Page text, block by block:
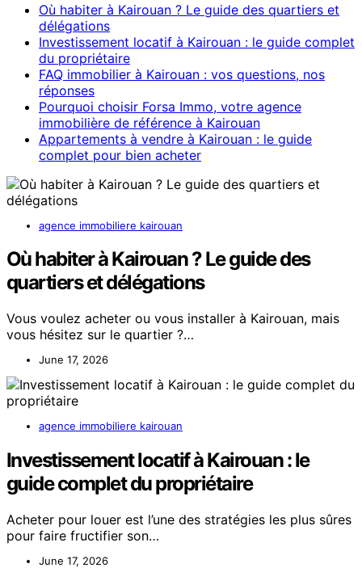
Où habiter à Kairouan ? Le guide des quartiers et
délégations
Investissement locatif à Kairouan : le guide complet
du propriétaire
FAQ immobilier à Kairouan : vos questions, nos
réponses
Pourquoi choisir Forsa Immo, votre agence
immobilière de référence à Kairouan
Appartements à vendre à Kairouan : le guide
complet pour bien acheter
agence immobiliere kairouan
Où habiter à Kairouan ? Le guide des
quartiers et délégations
Vous voulez acheter ou vous installer à Kairouan, mais
vous hésitez sur le quartier ?…
June 17, 2026
agence immobiliere kairouan
Investissement locatif à Kairouan : le
guide complet du propriétaire
Acheter pour louer est l’une des stratégies les plus sûres
pour faire fructifier son…
June 17, 2026